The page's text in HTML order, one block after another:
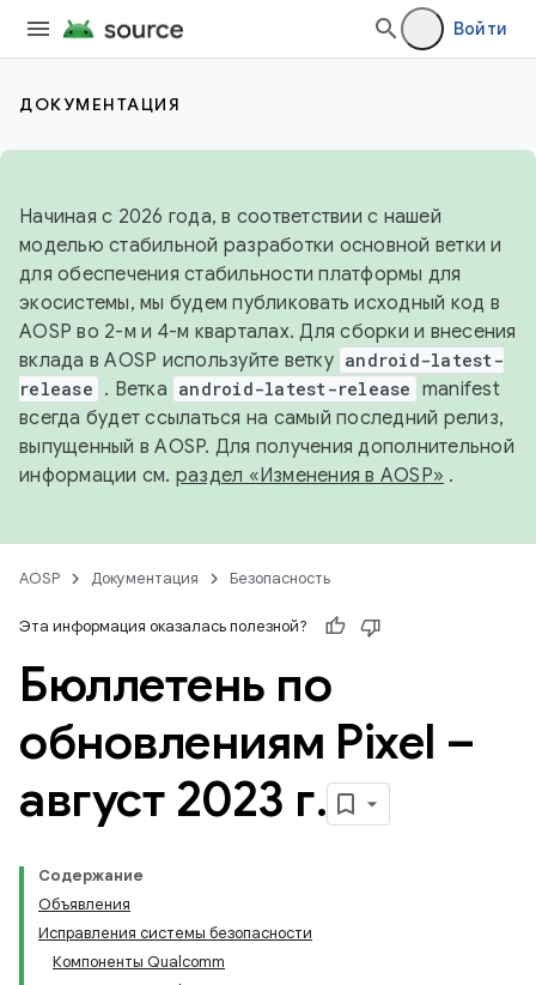
Войти
ДОКУМЕНТАЦИЯ
Начиная с 2026 года, в соответствии с нашей
моделью стабильной разработки основной ветки и
для обеспечения стабильности платформы для
экосистемы, мы будем публиковать исходный код в
AOSP во 2-м и 4-м кварталах. Для сборки и внесения
вклада в AOSP используйте ветку android-latest-
release . Ветка android-latest-release manifest
всегда будет ссылаться на самый последний релиз,
выпущенный в AOSP. Для получения дополнительной
информации см. раздел «Изменения в AOSP» .
AOSP Документация Безопасность
Эта информация оказалась полезной?
Бюллетень по
обновлениям Pixel –
август 2023 г.
Содержание
Объявления
Исправления системы безопасности
Компоненты Qualcomm